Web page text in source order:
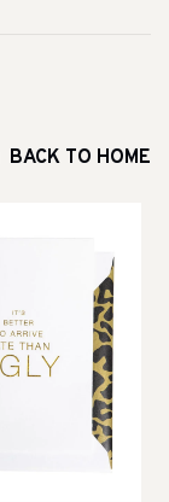
BACK TO HOME